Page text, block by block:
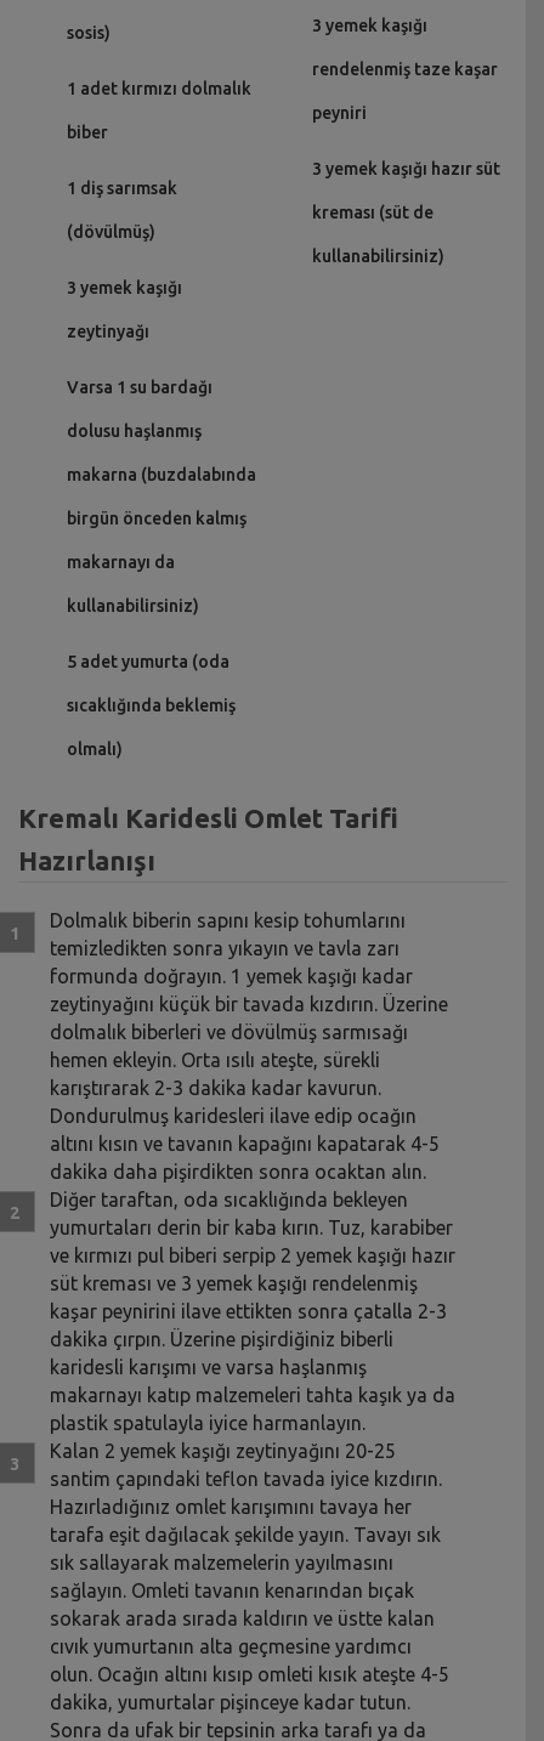
sosis)
1 adet kırmızı dolmalık
biber
1 diş sarımsak
(dövülmüş)
3 yemek kaşığı
zeytinyağı
Varsa 1 su bardağı
dolusu haşlanmış
makarna (buzdalabında
birgün önceden kalmış
makarnayı da
kullanabilirsiniz)
5 adet yumurta (oda
sıcaklığında beklemiş
olmalı)
3 yemek kaşığı
rendelenmiş taze kaşar
peyniri
3 yemek kaşığı hazır süt
kreması (süt de
kullanabilirsiniz)
Kremalı Karidesli Omlet Tarifi
Hazırlanışı
Dolmalık biberin sapını kesip tohumlarını
temizledikten sonra yıkayın ve tavla zarı
formunda doğrayın. 1 yemek kaşığı kadar
zeytinyağını küçük bir tavada kızdırın. Üzerine
dolmalık biberleri ve dövülmüş sarmısağı
hemen ekleyin. Orta ısılı ateşte, sürekli
karıştırarak 2-3 dakika kadar kavurun.
Dondurulmuş karidesleri ilave edip ocağın
altını kısın ve tavanın kapağını kapatarak 4-5
dakika daha pişirdikten sonra ocaktan alın.
Diğer taraftan, oda sıcaklığında bekleyen
yumurtaları derin bir kaba kırın. Tuz, karabiber
ve kırmızı pul biberi serpip 2 yemek kaşığı hazır
süt kreması ve 3 yemek kaşığı rendelenmiş
kaşar peynirini ilave ettikten sonra çatalla 2-3
dakika çırpın. Üzerine pişirdiğiniz biberli
karidesli karışımı ve varsa haşlanmış
makarnayı katıp malzemeleri tahta kaşık ya da
plastik spatulayla iyice harmanlayın.
Kalan 2 yemek kaşığı zeytinyağını 20-25
santim çapındaki teflon tavada iyice kızdırın.
Hazırladığınız omlet karışımını tavaya her
tarafa eşit dağılacak şekilde yayın. Tavayı sık
sık sallayarak malzemelerin yayılmasını
sağlayın. Omleti tavanın kenarından bıçak
sokarak arada sırada kaldırın ve üstte kalan
cıvık yumurtanın alta geçmesine yardımcı
olun. Ocağın altını kısıp omleti kısık ateşte 4-5
dakika, yumurtalar pişinceye kadar tutun.
Sonra da ufak bir tepsinin arka tarafı ya da